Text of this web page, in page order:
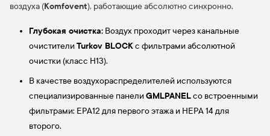
воздуха (Komfovent), работающие абсолютно синхронно.
Глубокая очистка: Воздух проходит через канальные
очистителиTurkov BLOCKс фильтрами абсолютной
очистки (класс H13).
В качестве воздухораспределителей используются
специализированные панелиGMLPANELсо встроенными
фильтрами: EPA12 для первого этажа и HEPA 14 для
второго.